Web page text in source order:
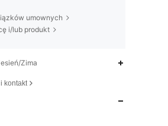
umownych
i/lub produkt
Zima
kontakt